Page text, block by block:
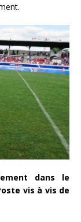
dans le
vis à vis de